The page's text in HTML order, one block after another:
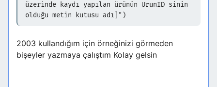
üzerinde kaydı yapılan ürünün UrunID sinin
olduğu metin kutusu adı]")
2003 kullandığım için örneğinizi görmeden
bişeyler yazmaya çalıştım Kolay gelsin